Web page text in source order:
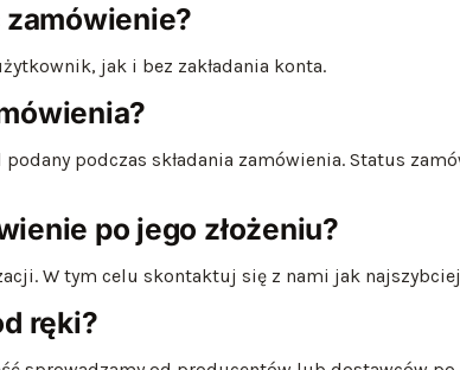
zamówienie?
jak i bez zakładania konta.
podczas składania zamówienia. Status
po jego złożeniu?
W tym celu skontaktuj się z nami jak
ręki?